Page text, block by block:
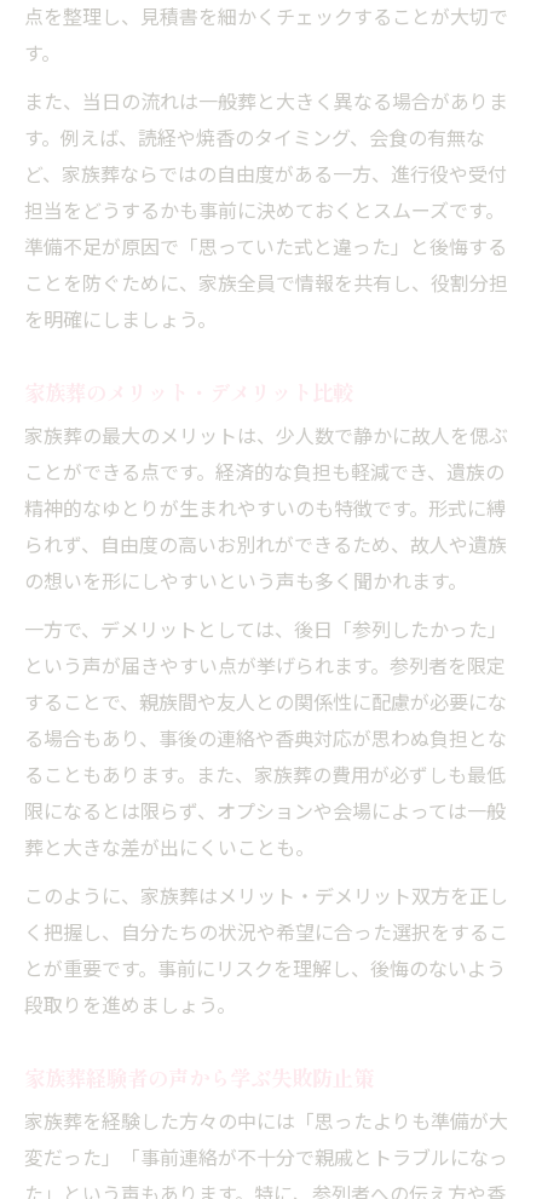
家族葬を安心して迎えるための流れ
点を整理し、見積書を細かくチェックすることが大切で
す。
また、当日の流れは一般葬と大きく異なる場合がありま
す。例えば、読経や焼香のタイミング、会食の有無な
ど、家族葬ならではの自由度がある一方、進行役や受付
担当をどうするかも事前に決めておくとスムーズです。
準備不足が原因で「思っていた式と違った」と後悔する
ことを防ぐために、家族全員で情報を共有し、役割分担
を明確にしましょう。
家族葬の最大のメリットは、少人数で静かに故人を偲ぶ
ことができる点です。経済的な負担も軽減でき、遺族の
精神的なゆとりが生まれやすいのも特徴です。形式に縛
られず、自由度の高いお別れができるため、故人や遺族
の想いを形にしやすいという声も多く聞かれます。
一方で、デメリットとしては、後日「参列したかった」
という声が届きやすい点が挙げられます。参列者を限定
することで、親族間や友人との関係性に配慮が必要にな
る場合もあり、事後の連絡や香典対応が思わぬ負担とな
ることもあります。また、家族葬の費用が必ずしも最低
限になるとは限らず、オプションや会場によっては一般
葬と大きな差が出にくいことも。
このように、家族葬はメリット・デメリット双方を正し
く把握し、自分たちの状況や希望に合った選択をするこ
とが重要です。事前にリスクを理解し、後悔のないよう
段取りを進めましょう。
家族葬を経験した方々の中には「思ったよりも準備が大
変だった」「事前連絡が不十分で親戚とトラブルになっ